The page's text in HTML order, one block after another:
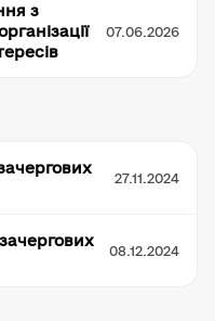
з
07.06.2026
27.11.2024
08.12.2024